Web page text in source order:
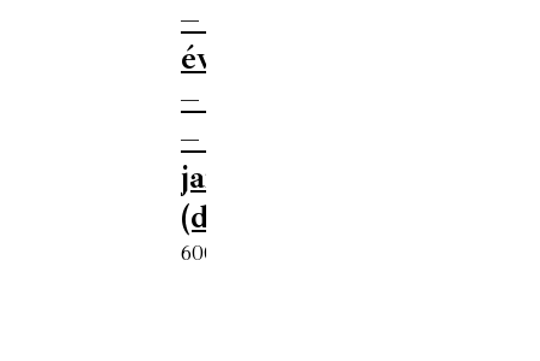
– LXXXI.
évfolyam
– 5. szám
– 2026.
január 30.
(digitális)
600